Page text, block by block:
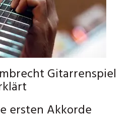
Gitarrenspiel
ersten Akkorde